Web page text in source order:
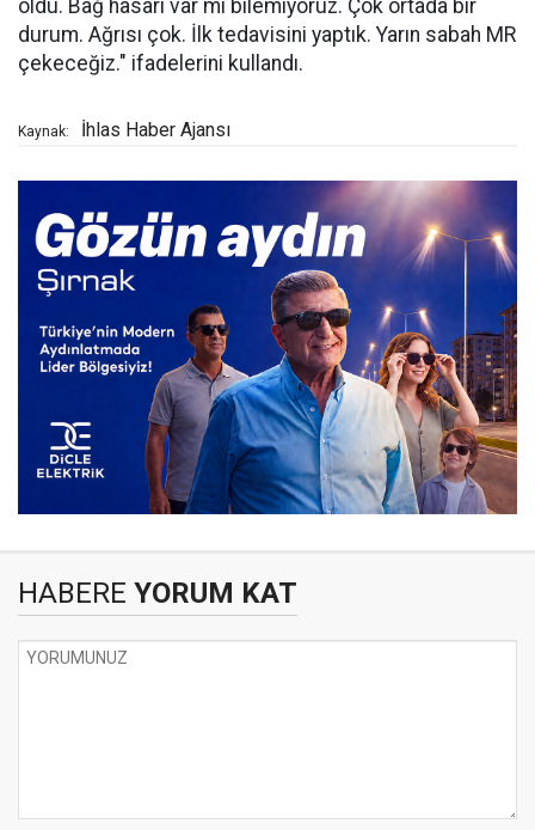
oldu. Bağ hasarı var mı bilemiyoruz. Çok ortada bir
durum. Ağrısı çok. İlk tedavisini yaptık. Yarın sabah MR
çekeceğiz." ifadelerini kullandı.
Kaynak: İhlas Haber Ajansı
HABERE YORUM KAT